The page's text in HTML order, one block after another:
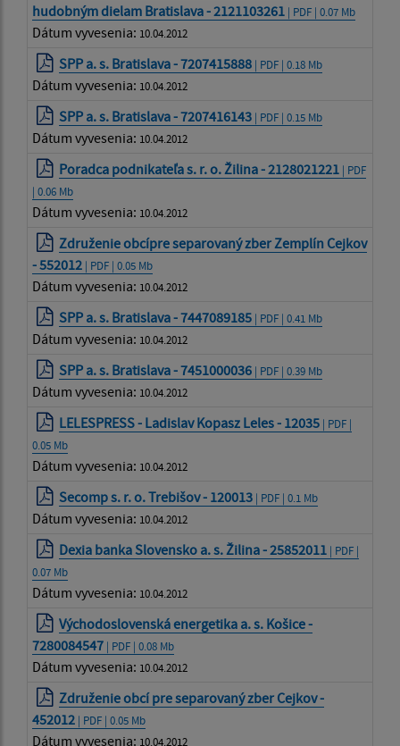
hudobným dielam Bratislava - 2121103261 | PDF | 0.07 Mb
Dátum vyvesenia: 10.04.2012
SPP a. s. Bratislava - 7207415888 | PDF | 0.18 Mb
Dátum vyvesenia: 10.04.2012
SPP a. s. Bratislava - 7207416143 | PDF | 0.15 Mb
Dátum vyvesenia: 10.04.2012
Poradca podnikateľa s. r. o. Žilina - 2128021221 | PDF
| 0.06 Mb
Dátum vyvesenia: 10.04.2012
Združenie obcípre separovaný zber Zemplín Cejkov
- 552012 | PDF | 0.05 Mb
Dátum vyvesenia: 10.04.2012
SPP a. s. Bratislava - 7447089185 | PDF | 0.41 Mb
Dátum vyvesenia: 10.04.2012
SPP a. s. Bratislava - 7451000036 | PDF | 0.39 Mb
Dátum vyvesenia: 10.04.2012
LELESPRESS - Ladislav Kopasz Leles - 12035 | PDF |
0.05 Mb
Dátum vyvesenia: 10.04.2012
Secomp s. r. o. Trebišov - 120013 | PDF | 0.1 Mb
Dátum vyvesenia: 10.04.2012
Dexia banka Slovensko a. s. Žilina - 25852011 | PDF |
0.07 Mb
Dátum vyvesenia: 10.04.2012
Východoslovenská energetika a. s. Košice -
7280084547 | PDF | 0.08 Mb
Dátum vyvesenia: 10.04.2012
Združenie obcí pre separovaný zber Cejkov -
452012 | PDF | 0.05 Mb
Dátum vyvesenia: 10.04.2012